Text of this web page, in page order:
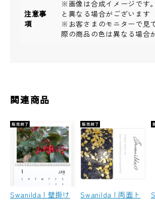
注意事
項
※画像は合成イメージです
と異なる場合がございます
※お客さまのモニターで見
際の商品の色は異なる場合
関連商品
Swanilda | 壁掛け
Swanilda | 両面ト